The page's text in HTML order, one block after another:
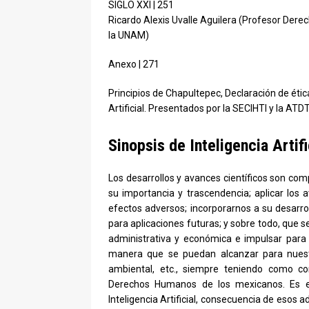
SIGLO XXI | 251
Ricardo Alexis Uvalle Aguilera (Profesor
la UNAM)
Anexo | 271
Principios de Chapultepec, Declaración de
Artificial. Presentados por la SECIHTI y la
Sinopsis de Inteligencia
Los desarrollos y avances científicos son
su importancia y trascendencia; aplicar los
efectos adversos; incorporarnos a su
para aplicaciones futuras; y sobre todo, que
administrativa y económica e impulsar
manera que se puedan alcanzar para
ambiental, etc., siempre teniendo como
Derechos Humanos de los mexicanos.
Inteligencia Artificial, consecuencia de esos